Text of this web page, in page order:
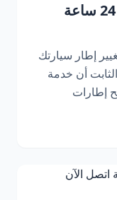
بنشر متنقل الشارقة | خدمة 24 ساعة
إطار سيارتك
أن خدمة
إطارات